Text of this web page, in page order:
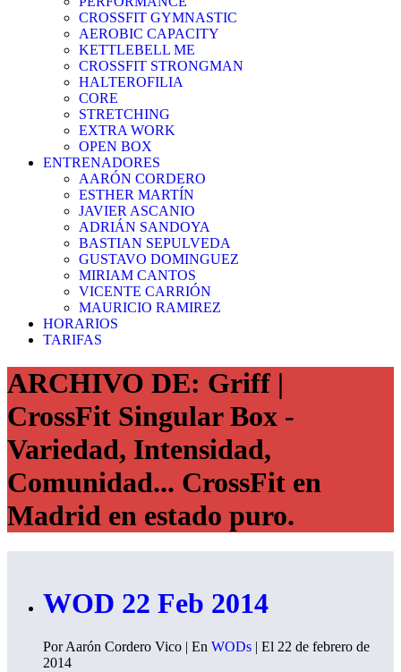
CROSSFIT GYMNASTIC
AEROBIC CAPACITY
KETTLEBELL ME
CROSSFIT STRONGMAN
HALTEROFILIA
CORE
STRETCHING
EXTRA WORK
OPEN BOX
ENTRENADORES
AARÓN CORDERO
ESTHER MARTÍN
JAVIER ASCANIO
ADRIÁN SANDOYA
BASTIAN SEPULVEDA
GUSTAVO DOMINGUEZ
MIRIAM CANTOS
VICENTE CARRIÓN
MAURICIO RAMIREZ
HORARIOS
TARIFAS
ARCHIVO DE: Griff |
CrossFit Singular Box -
Variedad, Intensidad,
Comunidad... CrossFit en
Madrid en estado puro.
WOD 22 Feb 2014
Por Aarón Cordero Vico | En WODs | El 22 de febrero de
2014